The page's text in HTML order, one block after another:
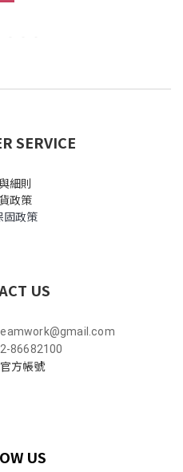
SERVICE
細則
政策
固政策
US
86682100
方帳號
US